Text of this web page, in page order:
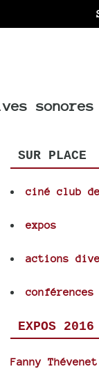
sonores
SUR PLACE
ciné club
expos
actions
conférences
EXPOS 2016
Fanny